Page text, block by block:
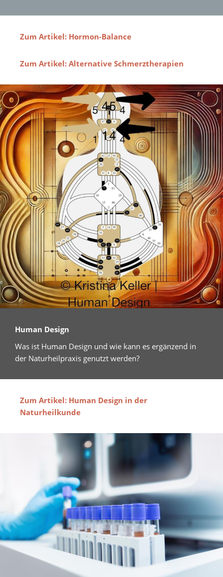
Zum Artikel: Hormon-Balance
Zum Artikel: Alternative Schmerztherapien
Human Design
Was ist Human Design und wie kann es ergänzend in
der Naturheilpraxis genutzt werden?
Zum Artikel: Human Design in der
Naturheilkunde